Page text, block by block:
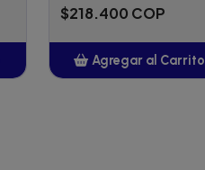
$218.400 COP
Agregar al Carrito